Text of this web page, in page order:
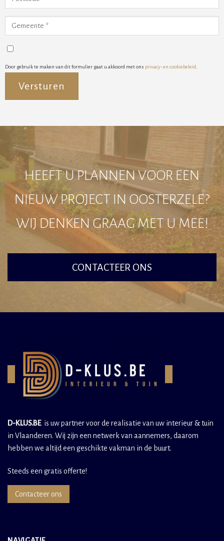
Door gebruik te maken van dit formulier gaat u akkoord met ons privacy- en cookiebeleid
HEEFT U PLANNEN VOOR EEN
NIEUW PROJECT IN OOSTERZELE?
WIJ DENKEN GRAAG MET U MEE!
CONTACTEER ONS
D-KLUS.BEis uw partner voor de realisatie van uw interieur & tuin
in Vlaanderen. Wij zijn een netwerk van aannemers, daarom
hebben we altijd een geschikte vakman in de buurt.
Steeds een gratis offerte!
Contacteer ons